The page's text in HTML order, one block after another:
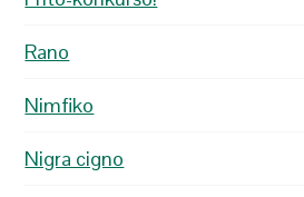
Rano
Nimfiko
Nigra cigno